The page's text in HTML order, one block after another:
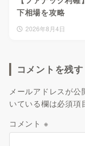
下相場を攻略
2026年8月4日
コメントを残す
メールアドレスが公
いている欄は必須項
コメント ※